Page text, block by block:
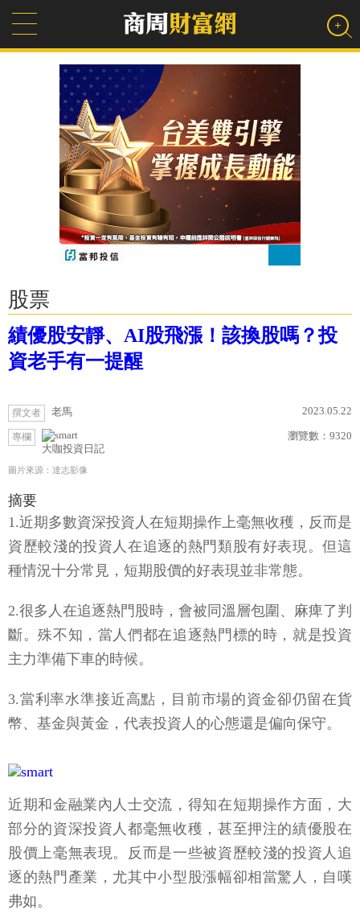
股票
績優股安靜、AI股飛漲！該換股嗎？投
資老手有一提醒
撰文者 老馬 2023.05.22
專欄
大咖投資日記
瀏覽數： 9320
圖片來源：達志影像
摘要
1.近期多數資深投資人在短期操作上毫無收穫，反而是
資歷較淺的投資人在追逐的熱門類股有好表現。但這
種情況十分常見，短期股價的好表現並非常態。
2.很多人在追逐熱門股時，會被同溫層包圍、麻痺了判
斷。殊不知，當人們都在追逐熱門標的時，就是投資
主力準備下車的時候。
3.當利率水準接近高點，目前市場的資金卻仍留在貨
幣、基金與黃金，代表投資人的心態還是偏向保守。
近期和金融業內人士交流，得知在短期操作方面，大
部分的資深投資人都毫無收穫，甚至押注的績優股在
股價上毫無表現。反而是一些被資歷較淺的投資人追
逐的熱門產業，尤其中小型股漲幅卻相當驚人，自嘆
弗如。